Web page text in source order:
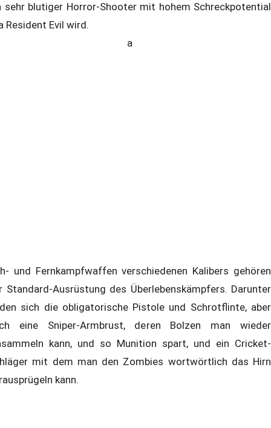
sehr blutiger Horror-Shooter mit hohem Schreckpotential
Resident Evil wird.
a
und Fernkampfwaffen verschiedenen Kalibers gehören
Standard-Ausrüstung des Überlebenskämpfers. Darunter
sich die obligatorische Pistole und Schrotflinte, aber
eine Sniper-Armbrust, deren Bolzen man wieder
kann, und so Munition spart, und ein Cricket-
mit dem man den Zombies wortwörtlich das Hirn
kann.